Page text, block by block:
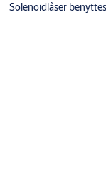
Solenoidlåser